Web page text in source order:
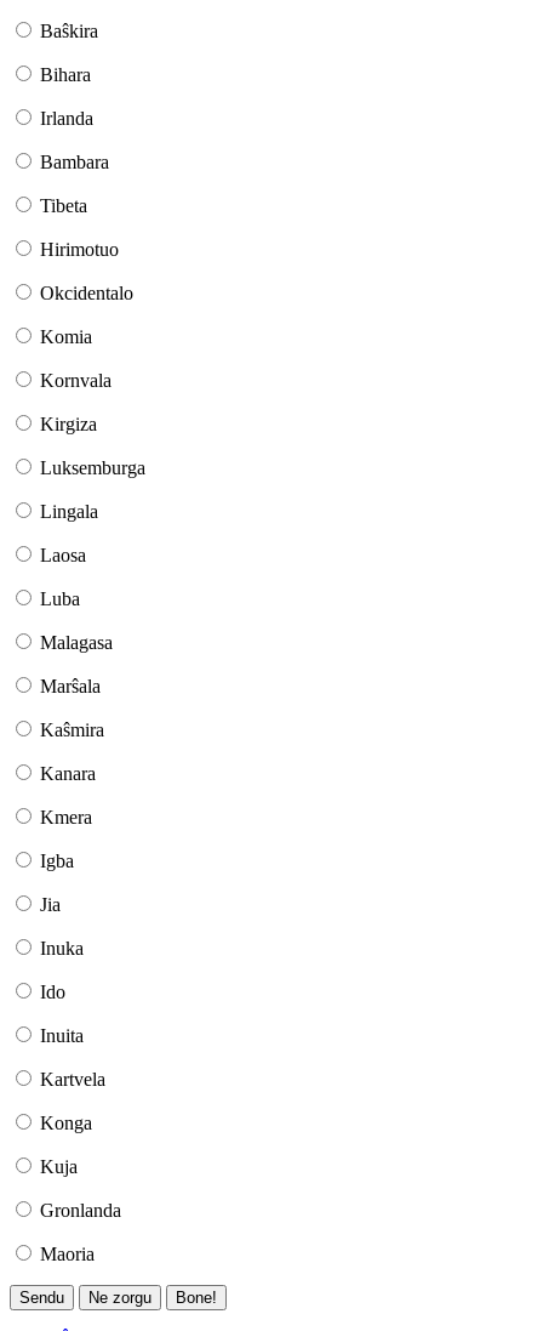
Baŝkira
Bihara
Irlanda
Bambara
Tibeta
Hirimotuo
Okcidentalo
Komia
Kornvala
Kirgiza
Luksemburga
Lingala
Laosa
Luba
Malagasa
Marŝala
Kaŝmira
Kanara
Kmera
Igba
Jia
Inuka
Ido
Inuita
Kartvela
Konga
Kuja
Gronlanda
Maoria
Sendu Ne zorgu Bone!